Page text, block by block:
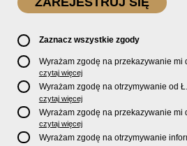
Zaznacz wszystkie zgody
Wyrażam zgodę na przekazywanie mi
pocztą e-mail, oficjalnego newslettera
promocjach, nowościach, biletach,
Store oraz serwisu bilety.lkslodz.pl i
usługach oferowanych przez Ł.K.S.
czytaj więcej
Wyrażam zgodę na otrzymywanie od
marketingowych dotyczących
produktów za pośrednictwem
telefonicznych.
czytaj więcej
Wyrażam zgodę na przekazywanie mi
pocztą e-mail, informacji handlowych i
produktach, usługach i działalności
czytaj więcej
Wyrażam zgodę na otrzymywanie